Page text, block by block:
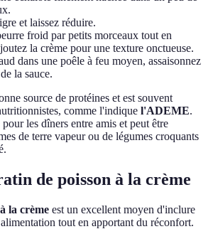
et laissez réduire.
froid par petits morceaux tout en
la crème pour une texture onctueuse.
dans une poêle à feu moyen, assaisonnez
la sauce.
source de protéines et est souvent
comme l'indique l'ADEME.
les dîners entre amis et peut être
de terre vapeur ou de légumes croquants
de poisson à la crème
la crème est un excellent moyen d'inclure
tout en apportant du réconfort.